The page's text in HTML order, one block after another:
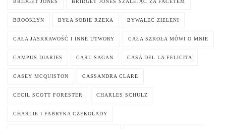
BRIDGET JONES BRIDGET JONES SZALEJĄC ZA FACETEM
BROOKLYN BYŁA SOBIE RZEKA BYWALEC ZIELENI
CAŁA JASKRAWOŚĆ I INNE UTWORY CAŁA SZKOŁA MÓWI O MNIE
CAMPUS DIARIES CARL SAGAN CASA DEL LA FELICITA
CASEY MCQUISTON CASSANDRA CLARE
CECIL SCOTT FORESTER CHARLES SCHULZ
CHARLIE I FABRYKA CZEKOLADY